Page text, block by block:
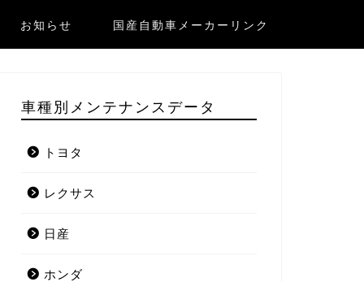
お知らせ 国産自動車メーカーリンク
車種別メンテナンスデータ
トヨタ
レクサス
日産
ホンダ